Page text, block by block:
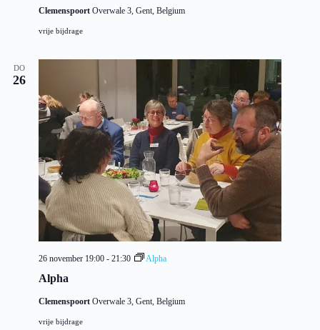
Clemenspoort Overwale 3, Gent, Belgium
vrije bijdrage
DO
26
Alpha
26 november 19:00 - 21:30 Alpha
Clemenspoort Overwale 3, Gent, Belgium
vrije bijdrage